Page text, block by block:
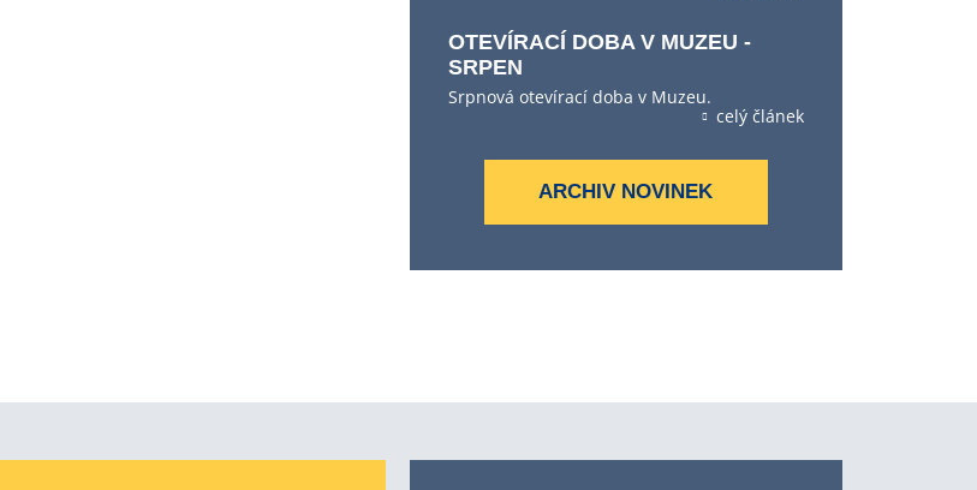
OTEVÍRACÍ DOBA V MUZEU -
SRPEN
Srpnová otevírací doba v Muzeu.
celý článek
ARCHIV NOVINEK